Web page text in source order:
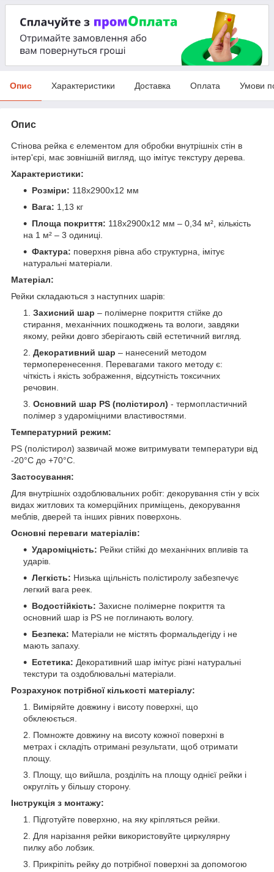
Опис Характеристики Доставка Оплата Умови
Опис
Стінова рейка є елементом для обробки внутрішніх стін в
інтер'єрі, має зовнішній вигляд, що імітує текстуру дерева.
Характеристики:
Розміри: 118х2900х12 мм
Вага: 1,13 кг
Площа покриття: 118х2900х12 мм – 0,34 м², кількість
на 1 м² – 3 одиниці.
Фактура: поверхня рівна або структурна, імітує
натуральні матеріали.
Матеріал:
Рейки складаються з наступних шарів:
Захисний шар – полімерне покриття стійке до
стирання, механічних пошкоджень та вологи, завдяки
якому, рейки довго зберігають свій естетичний вигляд.
Декоративний шар – нанесений методом
термоперенесення. Перевагами такого методу є:
чіткість і якість зображення, відсутність токсичних
речовин.
Основний шар PS (полістирол) - термопластичний
полімер з удароміцними властивостями.
Температурний режим:
PS (полістирол) зазвичай може витримувати температури від
-20°C до +70°C.
Застосування:
Для внутрішніх оздоблювальних робіт: декорування стін у всіх
видах житлових та комерційних приміщень, декорування
меблів, дверей та інших рівних поверхонь.
Основні переваги матеріалів:
Удароміцність: Рейки стійкі до механічних впливів та
ударів.
Легкість: Низька щільність полістиролу забезпечує
легкий вага реек.
Водостійкість: Захисне полімерне покриття та
основний шар із PS не поглинають вологу.
Безпека: Матеріали не містять формальдегіду і не
мають запаху.
Естетика: Декоративний шар імітує різні натуральні
текстури та оздоблювальні матеріали.
Розрахунок потрібної кількості матеріалу:
Виміряйте довжину і висоту поверхні, що
обклеюється.
Помножте довжину на висоту кожної поверхні в
метрах і складіть отримані результати, щоб отримати
площу.
Площу, що вийшла, розділіть на площу однієї рейки і
округліть у більшу сторону.
Інструкція з монтажу:
Підготуйте поверхню, на яку кріпляться рейки.
Для нарізання рейки використовуйте циркулярну
пилку або лобзик.
Прикріпіть рейку до потрібної поверхні за допомогою